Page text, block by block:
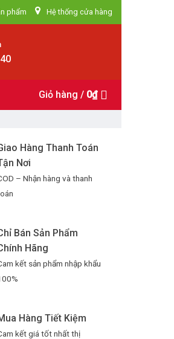
phẩm Hệ thống cửa hàng
Giỏ hàng / 0₫
Hàng Thanh Toán
Nơi
– Nhận hàng và thanh
Bán Sản Phẩm
Hãng
kết sản phẩm nhập khẩu
Hàng Tiết Kiệm
kết giá tốt nhất thị